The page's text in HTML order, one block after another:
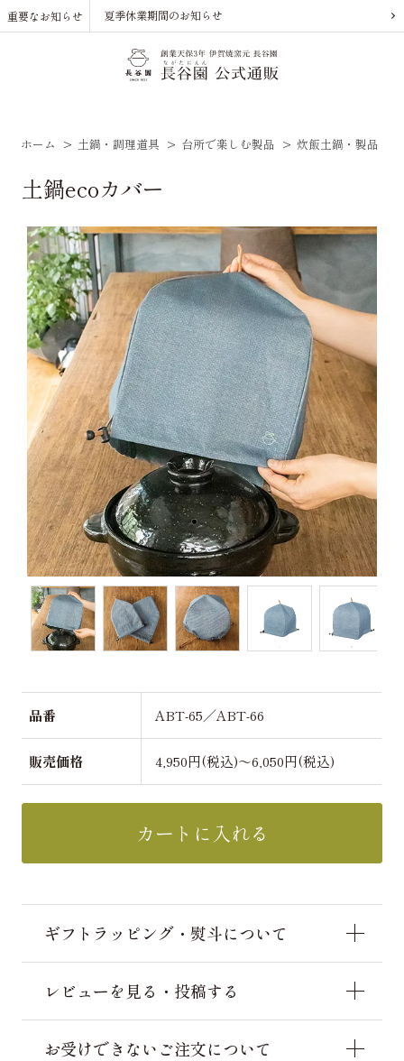
重要なお知らせ 夏季休業期間のお知らせ
ホーム > 土鍋・調理道具 > 台所で楽しむ製品 > 炊飯土鍋・製品
土鍋ecoカバー
品番 ABT-65／ABT-66
販売価格 4,950円(税込)～6,050円(税込)
カートに入れる
ギフトラッピング・熨斗について
レビューを見る・投稿する
お受けできないご注文について